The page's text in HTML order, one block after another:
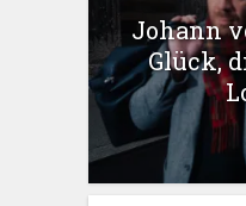
Johann
Glück,